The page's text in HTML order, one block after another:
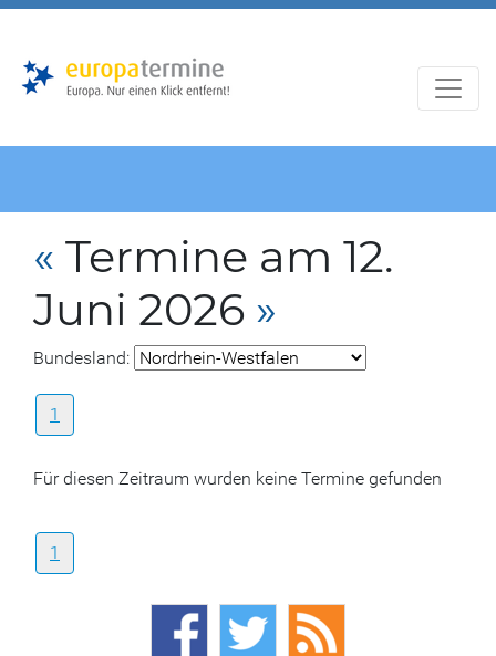
« Termine am 12.
Juni 2026 »
Bundesland:
1
Für diesen Zeitraum wurden keine Termine gefunden
1